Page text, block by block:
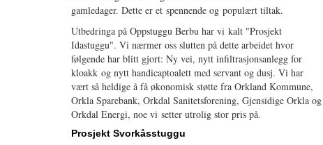
gamledager. Dette er et spennende og populært tiltak.
Utbedringa på Oppstuggu Berbu har vi kalt "Prosjekt
Idastuggu". Vi nærmer oss slutten på dette arbeidet hvor
følgende har blitt gjort: Ny vei, nytt infiltrasjonsanlegg for
kloakk og nytt handicaptoalett med servant og dusj. Vi har
vært så heldige å få økonomisk støtte fra Orkland Kommune,
Orkla Sparebank, Orkdal Sanitetsforening, Gjensidige Orkla og
Orkdal Energi, noe vi setter utrolig stor pris på.
Prosjekt Svorkåsstuggu